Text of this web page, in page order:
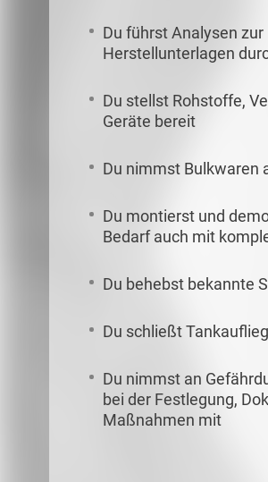
Du führst Analysen
Herstellunterlagen
Du stellst Rohstoffe,
Geräte bereit
Du nimmst Bulkwaren
Du montierst und
Bedarf auch mit
Du behebst bekannte
Du schließt
Du nimmst an
bei der Festlegung,
Maßnahmen mit